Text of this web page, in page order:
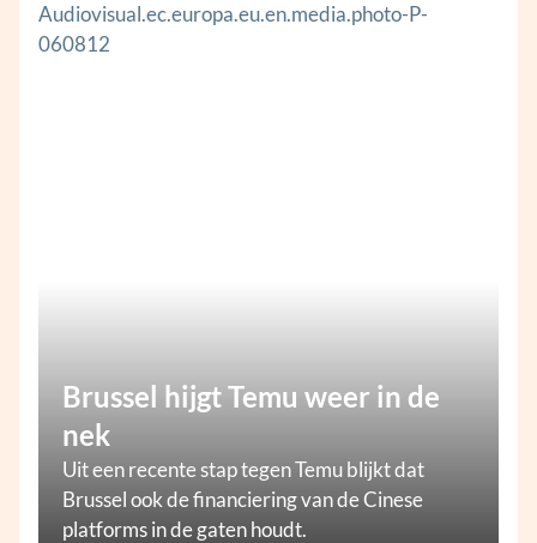
Brussel hijgt Temu weer in de
nek
Uit een recente stap tegen Temu blijkt dat
Brussel ook de financiering van de Cinese
platforms in de gaten houdt.